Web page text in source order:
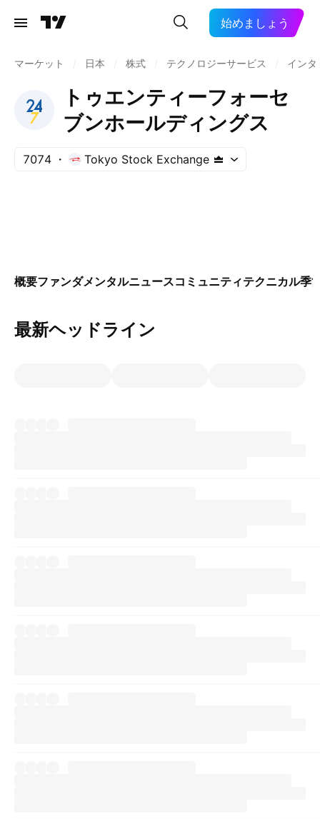
始めましょう
マーケット 日本 株式 テクノロジーサービス イン
トゥエンティーフォーセ
ブンホールディングス
7074 Tokyo Stock Exchange
概要ファンダメンタルニュースコミュニティテクニカル季
最新ヘッドライン